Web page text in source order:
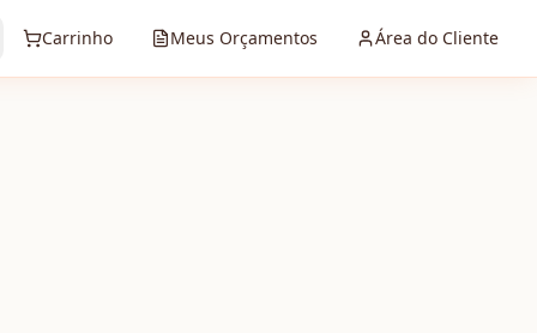
Carrinho Meus Orçamentos Área do Cliente